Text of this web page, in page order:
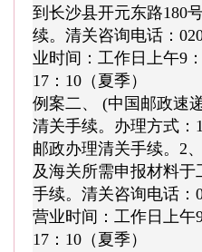
到长沙县开元东路180
续。清关咨询电话：
业时间：工作日上午9
17：10（夏季）
例案二、 (中国邮政速
清关手续。办理方式：
邮政办理清关手续。2
及海关所需申报材料
手续。清关咨询电话：
营业时间：工作日上午
17：10（夏季）